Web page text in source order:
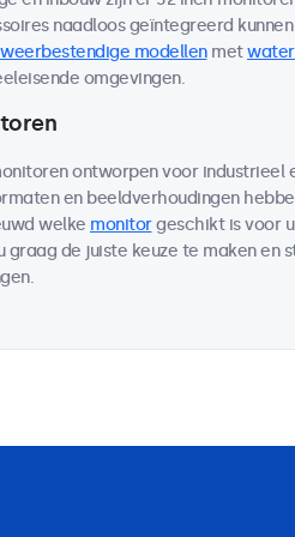
naadloos geïntegreerd
weerbestendige modellenmet
omgevingen.
ontworpen voor industrieel
en beeldverhoudingen
welke monitorgeschikt is voor
de juiste keuze te maken en